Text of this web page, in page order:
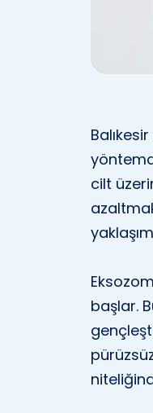
cilt
başlar.